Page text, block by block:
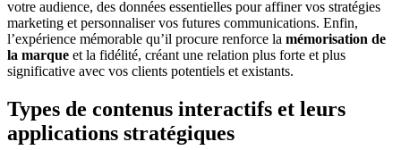
votre audience, des données essentielles pour affiner vos stratégies
marketing et personnaliser vos futures communications. Enfin,
l’expérience mémorable qu’il procure renforce la mémorisation de
la marque et la fidélité, créant une relation plus forte et plus
significative avec vos clients potentiels et existants.
Types de contenus interactifs et leurs
applications stratégiques